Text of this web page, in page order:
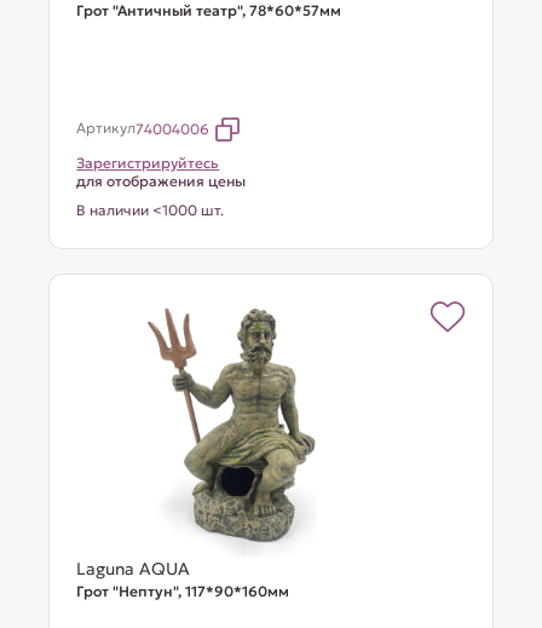
Грот "Античный театр", 78*60*57мм
Артикул74004006
Зарегистрируйтесь
для отображения цены
В наличии <1000 шт.
Laguna AQUA
Грот "Нептун", 117*90*160мм